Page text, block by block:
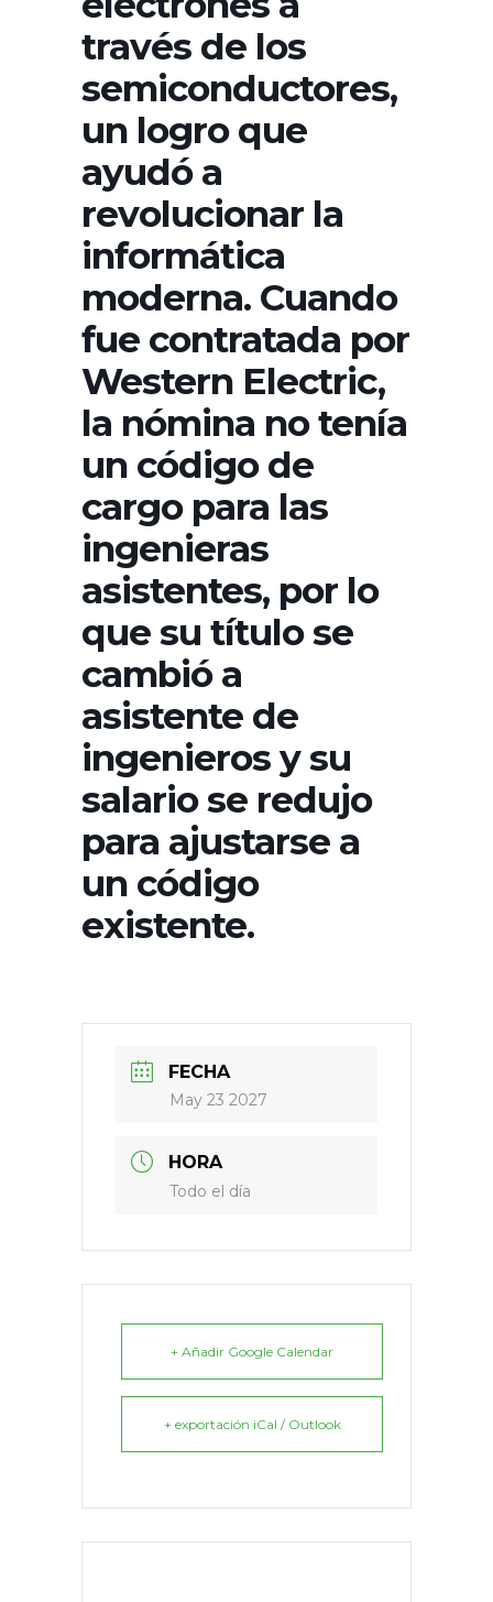
través de los
semiconductores,
un logro que
ayudó a
revolucionar la
informática
moderna. Cuando
fue contratada por
Western Electric,
la nómina no tenía
un código de
cargo para las
ingenieras
asistentes, por lo
que su título se
cambió a
asistente de
ingenieros y su
salario se redujo
para ajustarse a
un código
existente.
FECHA
May 23 2027
HORA
Todo el día
+ Añadir Google Calendar
+ exportación iCal / Outlook